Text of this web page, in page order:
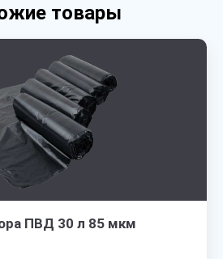
товары
ПВД 30 л 85 мкм